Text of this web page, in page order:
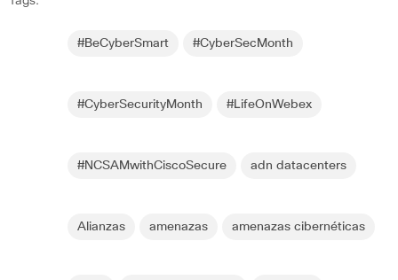
#BeCyberSmart #CyberSecMonth
#CyberSecurityMonth #LifeOnWebex
#NCSAMwithCiscoSecure adn datacenters
Alianzas amenazas amenazas cibernéticas